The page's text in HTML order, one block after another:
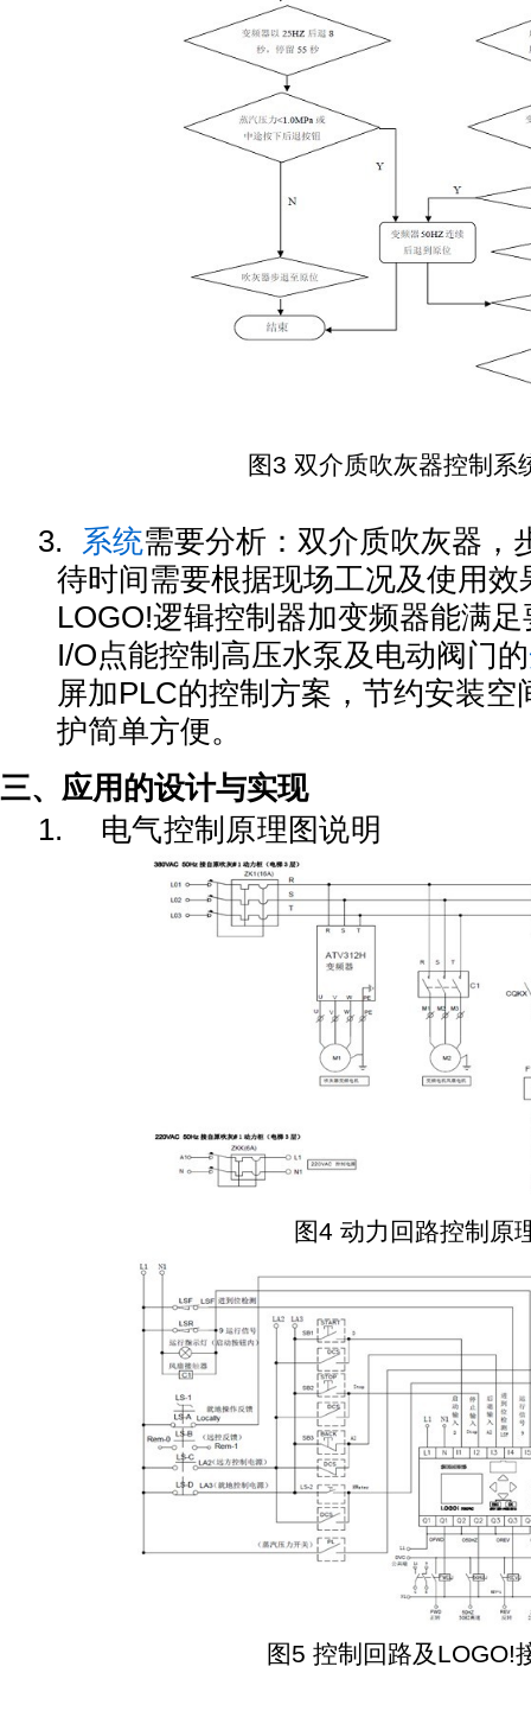
图3 双介质吹灰器控制 系
3. 系统需要分析：双介质吹灰器，
待时间需要根据现场工况及使用效
LOGO!逻辑控制器加变频器能满
I/O点能控制高压水泵及电动阀门的
屏加PLC的控制方案，节约安装
护简单方便。
三、应用的设计与实现
1.
电气控制原理图说明
图4 动力回路控制原
图5 控制回路及LOGO!